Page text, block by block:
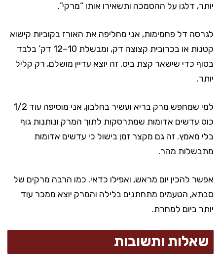
יותר, דלגו על ההסמכה ותשאירו אותו “מרקי”.
לגרסה דל פחמימות, אני מחליפה את האורז בקוביות קישוא
קטנות או בכרובית קצוצה דק, ומבשלת 10–12 דק’ בלבד
בסוף כדי שישאר קצת ביס. זה יוצא עדיין מושלם, רק קליל
יותר.
למי שמחפש מרק בריא ועשיר בחלבון, אני מוסיפה עוד 1/2
כוס עדשים אדומות שמתרסקות לתוך המרק ונותנות גוף
בלי מאמץ. זה גם מקצר זמן בישול כי עדשים אדומות
מתבשלות מהר.
אפשר להכין יום מראש, ואפילו כדאי. כמו הרבה מרקים של
סבתא, הטעמים מתחתנים בלילה והמרק יוצא ממכר עוד
יותר ביום למחרת.
שאלות ותשובות